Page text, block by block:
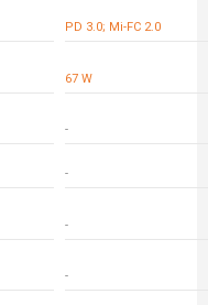
PD 3.0; Mi-FC 2.0
67 W
-
-
-
-